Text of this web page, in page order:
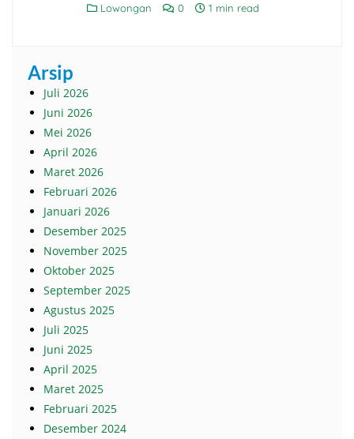
Lowongan 0 1 min read
Arsip
Juli 2026
Juni 2026
Mei 2026
April 2026
Maret 2026
Februari 2026
Januari 2026
Desember 2025
November 2025
Oktober 2025
September 2025
Agustus 2025
Juli 2025
Juni 2025
April 2025
Maret 2025
Februari 2025
Desember 2024